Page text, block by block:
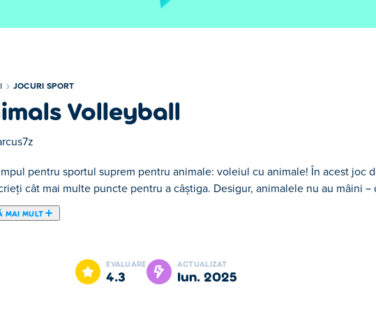
JOCURI SPORT
Volleyball
pentru sportul suprem pentru animale: voleiul cu animale! În acest joc
cât mai multe puncte pentru a câștiga. Desigur, animalele nu au mâini –
MAI MULT
voleiul cu animale! În acest joc de volei unul la unul, trebuie să
parte a fileului. De asemenea, pot folosi power-up-urile care plutesc
poți să iei un prieten și să afli cine este cel mai bun jucător într-un meci
EVALUARE
4.3
ACTUALIZAT
iun. 2025